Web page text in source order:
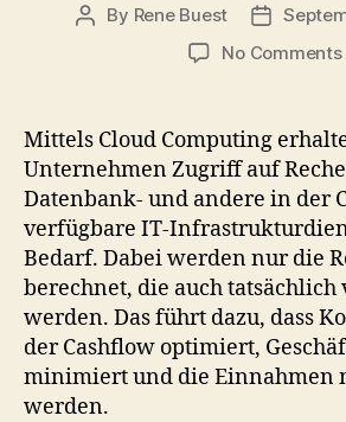
Post
By Rene Buest
Post
date
No Comments
Mittels Cloud Computing
Unternehmen Zugriff auf
Datenbank- und andere in der
verfügbare IT-
Bedarf. Dabei werden nur die
berechnet, die auch
werden. Das führt dazu, dass
der Cashflow optimiert,
minimiert und die Einnahmen
werden.